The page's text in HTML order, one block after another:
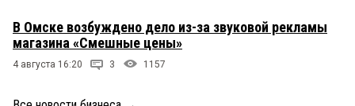
В Омске возбуждено дело из-за звуковой рекламы
магазина «Смешные цены»
4 августа 16:20 3 1157